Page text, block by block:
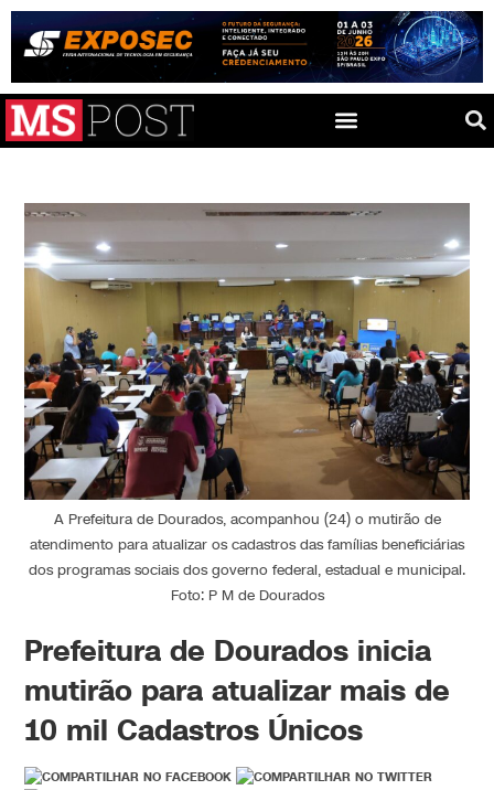
A Prefeitura de Dourados, acompanhou (24) o mutirão de
atendimento para atualizar os cadastros das famílias beneficiárias
dos programas sociais dos governo federal, estadual e municipal.
Foto: P M de Dourados
Prefeitura de Dourados inicia
mutirão para atualizar mais de
10 mil Cadastros Únicos